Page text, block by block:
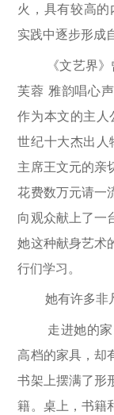
火，具有较高
实践中逐步形成
《文艺界
芙蓉 雅韵唱心
作为本文的主人
世纪十大杰出人
主席王文元的亲
花费数万元请一
向观众献上了一
她这种献身艺术
行们学习。
她有许多非
走进她的
高档的家具，却
书架上摆满了形
籍。桌上，书籍